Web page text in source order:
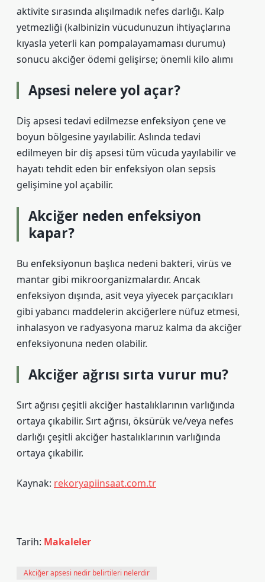
aktivite sırasında alışılmadık nefes darlığı. Kalp
yetmezliği (kalbinizin vücudunuzun ihtiyaçlarına
kıyasla yeterli kan pompalayamaması durumu)
sonucu akciğer ödemi gelişirse; önemli kilo alımı
Apsesi nelere yol açar?
Diş apsesi tedavi edilmezse enfeksiyon çene ve
boyun bölgesine yayılabilir. Aslında tedavi
edilmeyen bir diş apsesi tüm vücuda yayılabilir ve
hayatı tehdit eden bir enfeksiyon olan sepsis
gelişimine yol açabilir.
Akciğer neden enfeksiyon
kapar?
Bu enfeksiyonun başlıca nedeni bakteri, virüs ve
mantar gibi mikroorganizmalardır. Ancak
enfeksiyon dışında, asit veya yiyecek parçacıkları
gibi yabancı maddelerin akciğerlere nüfuz etmesi,
inhalasyon ve radyasyona maruz kalma da akciğer
enfeksiyonuna neden olabilir.
Akciğer ağrısı sırta vurur mu?
Sırt ağrısı çeşitli akciğer hastalıklarının varlığında
ortaya çıkabilir. Sırt ağrısı, öksürük ve/veya nefes
darlığı çeşitli akciğer hastalıklarının varlığında
ortaya çıkabilir.
Kaynak: rekoryapiinsaat.com.tr
Tarih: Makaleler
Akciğer apsesi nedir belirtileri nelerdir